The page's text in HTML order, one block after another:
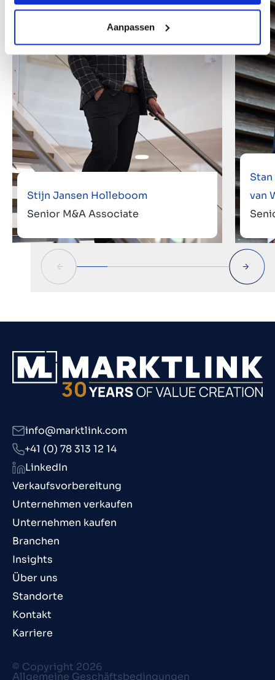
Aanpassen
Stijn Jansen Holleboom
Senior M&A Associate
van
Verkaufsvorbereitung
Unternehmen verkaufen
Unternehmen kaufen
Branchen
Insights
Über uns
Standorte
Kontakt
Karriere
info@marktlink.com
+41 (0) 78 313 12 14
LinkedIn
© Copyright 2026
Allgemeine Geschäftsbedingungen